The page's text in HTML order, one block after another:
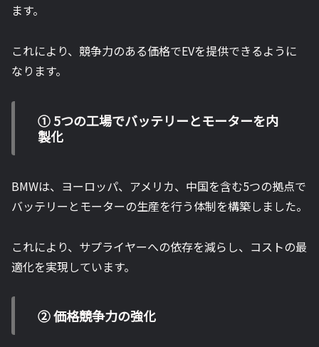
ます。
これにより、競争力のある価格でEVを提供できるように
なります。
① 5つの工場でバッテリーとモーターを内
製化
BMWは、ヨーロッパ、アメリカ、中国を含む5つの拠点で
バッテリーとモーターの生産を行う体制を構築しました。
これにより、サプライヤーへの依存を減らし、コストの最
適化を実現しています。
② 価格競争力の強化